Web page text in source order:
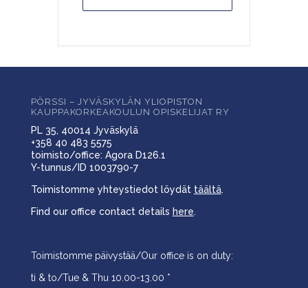
PÖRSSI – JYVÄSKYLÄN YLIOPISTON
KAUPPAKORKEAKOULUN OPISKELIJAT RY
PL 35, 40014 Jyväskylä
+358 40 483 5575
toimisto/office: Agora D126.1
Y-tunnus/ID 1003790-7
Toimistomme yhteystiedot löydät täältä.
Find our office contact details here.
Toimistomme päivystää/Our office is on duty:
ti & to/Tue & Thu 10.00-13.00 *